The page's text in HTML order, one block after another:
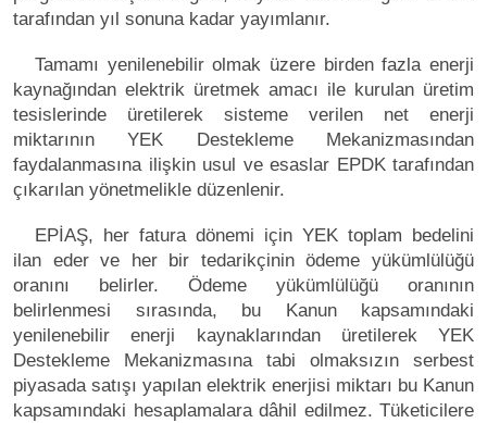
tarafından yıl sonuna kadar yayımlanır.
Tamamı yenilenebilir olmak üzere birden fazla enerji
kaynağından elektrik üretmek amacı ile kurulan üretim
tesislerinde üretilerek sisteme verilen net enerji
miktarının YEK Destekleme Mekanizmasından
faydalanmasına ilişkin usul ve esaslar EPDK tarafından
çıkarılan yönetmelikle düzenlenir.
EPİAŞ, her fatura dönemi için YEK toplam bedelini
ilan eder ve her bir tedarikçinin ödeme yükümlülüğü
oranını belirler. Ödeme yükümlülüğü oranının
belirlenmesi sırasında, bu Kanun kapsamındaki
yenilenebilir enerji kaynaklarından üretilerek YEK
Destekleme Mekanizmasına tabi olmaksızın serbest
piyasada satışı yapılan elektrik enerjisi miktarı bu Kanun
kapsamındaki hesaplamalara dâhil edilmez. Tüketicilere